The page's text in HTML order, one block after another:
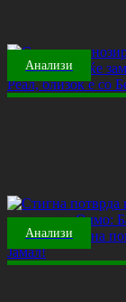
Анализи
Анализи